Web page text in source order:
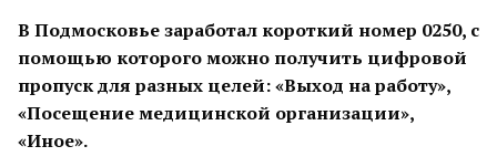
В Подмосковье заработал короткий номер 0250, с
помощью которого можно получить цифровой
пропуск для разных целей: «Выход на работу»,
«Посещение медицинской организации»,
«Иное».